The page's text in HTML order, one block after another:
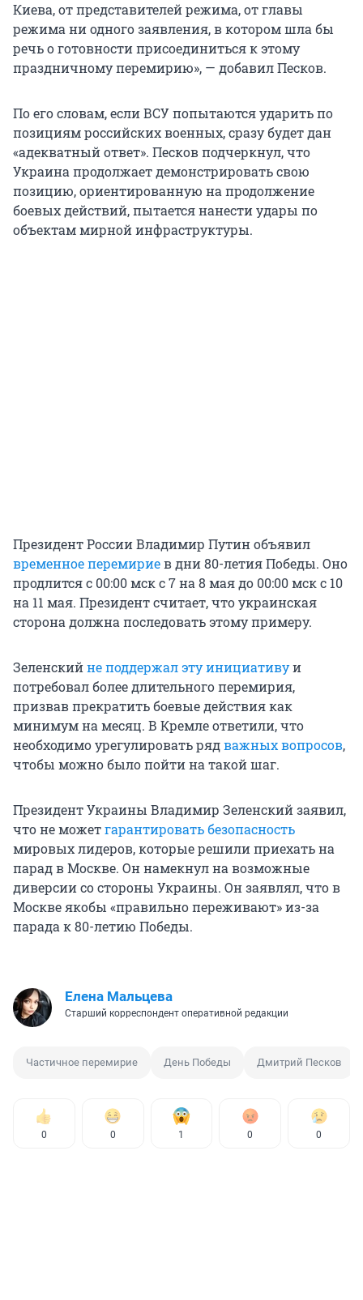
Киева, от представителей режима, от главы
режима ни одного заявления, в котором шла бы
речь о готовности присоединиться к этому
праздничному перемирию», — добавил Песков.
По его словам, если ВСУ попытаются ударить по
позициям российских военных, сразу будет дан
«адекватный ответ». Песков подчеркнул, что
Украина продолжает демонстрировать свою
позицию, ориентированную на продолжение
боевых действий, пытается нанести удары по
объектам мирной инфраструктуры.
Президент России Владимир Путин объявил
временное перемириев дни 80-летия Победы. Оно
продлится с 00:00 мск с 7 на 8 мая до 00:00 мск с 10
на 11 мая. Президент считает, что украинская
сторона должна последовать этому примеру.
Зеленскийне поддержал эту инициативуи
потребовал более длительного перемирия,
призвав прекратить боевые действия как
минимум на месяц. В Кремле ответили, что
необходимо урегулировать рядважных вопросов,
чтобы можно было пойти на такой шаг.
Президент Украины Владимир Зеленский заявил,
что не можетгарантировать безопасность
мировых лидеров, которые решили приехать на
парад в Москве. Он намекнул на возможные
диверсии со стороны Украины. Он заявлял, что в
Москве якобы «правильно переживают» из-за
парада к 80-летию Победы.
Елена Мальцева
Старший корреспондент оперативной редакции
Частичное перемирие День Победы Дмитрий Песков
0 0 1 0 0